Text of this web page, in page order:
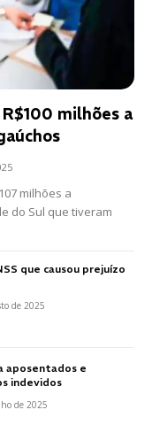
milhões a
milhões a
do Sul que tiveram
que causou prejuízo
de 2025
aposentados e
indevidos
de 2025